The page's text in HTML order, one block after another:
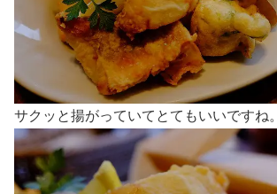
サクッと揚がっていてとてもいいですね。